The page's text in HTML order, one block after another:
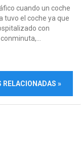
cuando un coche
tuvo el coche ya que
con
RELACIONADAS »